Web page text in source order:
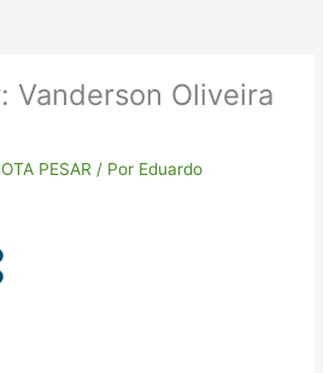
Vanderson Oliveira
PESAR / Por Eduardo